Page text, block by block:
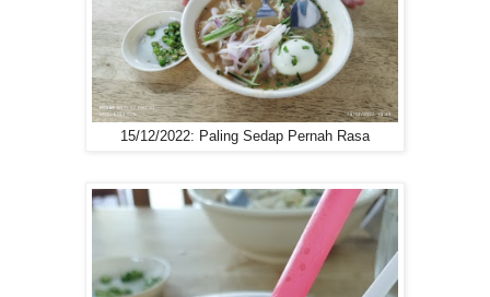
15/12/2022: Paling Sedap Pernah Rasa